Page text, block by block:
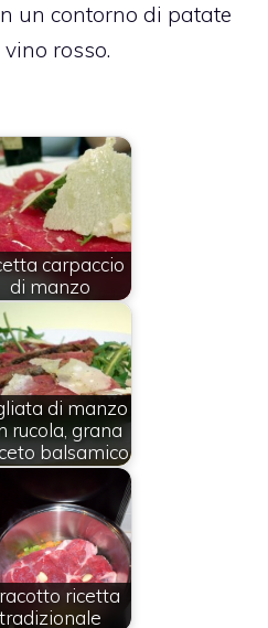
un contorno di patate
rosso.
carpaccio
di manzo
di manzo
rucola, grana
balsamico
ricetta
tradizionale